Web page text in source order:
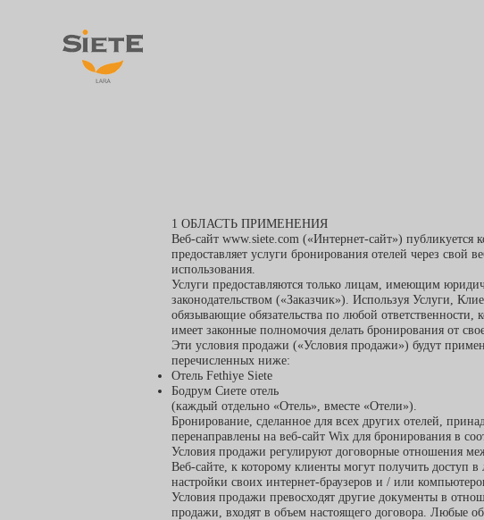
1 ОБЛАСТЬ ПРИМЕНЕНИЯ
Веб-сайт www.siete.com («Интернет-сайт») публикуется
предоставляет услуги бронирования отелей через
использования.
Услуги предоставляются только лицам, имеющим
законодательством («Заказчик»). Используя Услуги,
обязывающие обязательства по любой ответственности,
имеет законные полномочия делать бронирования от
Эти условия продажи («Условия продажи») будут
перечисленных ниже:
Отель Fethiye Siete
Бодрум Сиете отель
(каждый отдельно «Отель», вместе «Отели»).
Бронирование, сделанное для всех других отелей,
перенаправлены на веб-сайт Wix для бронирования в
Условия продажи регулируют договорные отношения
Веб-сайте, к которому клиенты могут получить доступ
настройки своих интернет-браузеров и / или
Условия продажи превосходят другие документы в
продажи, входят в объем настоящего договора. Любые